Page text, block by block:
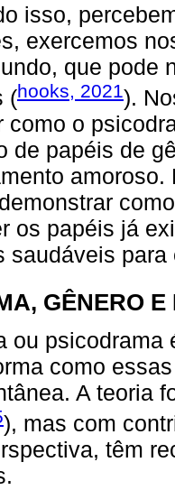
isso,
exercemos
que pode
(hooks, 2021).
como o
de papéis de
os papéis já
saudáveis para
GÊNERO
ou psicodrama
como
A teoria
), mas com
têm